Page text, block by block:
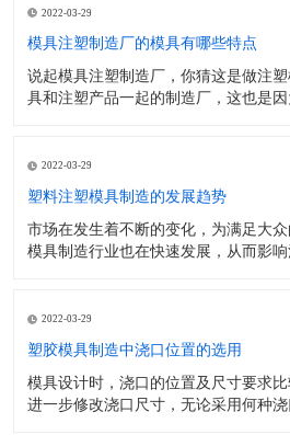
宁可蹲在办公室里码字，也不愿意去尝
提什么攻克技术壁垒
2022-03-29
模具注塑制造厂的模具有哪些特点
说起模具注塑制造厂，你猜这是做注
具和注塑产品一起的制造厂，这也是
塑模具的研发制造到注塑产品的加工是
一下模具注塑制造厂的
2022-03-29
塑料注塑模具制造的发展趋势
市场在发生着不断的变化，为满足大
模具制造行业也在快速发展，从而影响
工艺的一直改良与开展，气辅模具及顺
模具将随之开展。
2022-03-29
塑胶模具制造中浇口位置的选用
模具设计时，浇口的位置及尺寸要求
进一步修改浇口尺寸，无论采用何种浇